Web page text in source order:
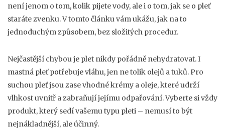
není jenom o tom, kolik pijete vody, ale i o tom, jak se o pleť
staráte zvenku. V tomto článku vám ukážu, jak na to
jednoduchým způsobem, bez složitých procedur.
Nejčastější chybou je plet nikdy pořádně nehydratovat. I
mastná pleť potřebuje vláhu, jen ne tolik olejů a tuků. Pro
suchou pleť jsou zase vhodné krémy a oleje, které udrží
vlhkost uvnitř a zabraňují jejímu odpařování. Vyberte si vždy
produkt, který sedí vašemu typu pleti – nemusí to být
nejnákladnější, ale účinný.